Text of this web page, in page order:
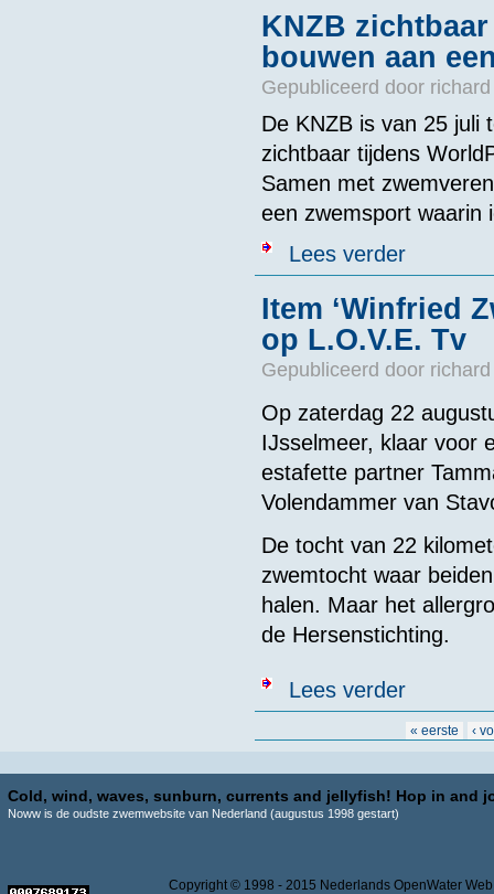
KNZB
bouwen aan
Gepubliceerd door
De KNZB is van 25 juli
zichtbaar tijdens
Samen met
een zwemsport waarin
Lees verderover KNZB
Item ‘Winfried
op L.O.V.E. Tv
Gepubliceerd door
Op zaterdag 22
IJsselmeer, klaar voor
estafette partner
Volendammer van
De tocht van 22
zwemtocht waar
halen. Maar het
de Hersenstichting.
Lees verderover Item
« eerste ‹
Cold, wind, waves, sunburn, currents and jellyfish! Hop in and
Noww is de oudste zwemwebsite van Nederland (augustus 1998 gestart)
Copyright © 1998 - 2015 Nederlands OpenWater